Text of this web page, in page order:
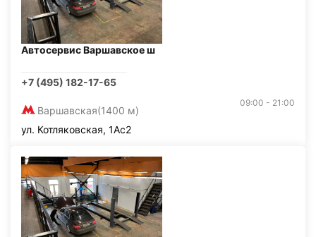
Автосервис Варшавское ш
+7 (495) 182-17-65
Варшавская(1400 м)
09:00 - 21:00
ул. Котляковская, 1Ас2